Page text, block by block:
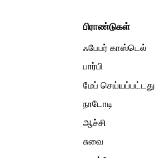
பிராண்டுகள்
ஃபேபர் காஸ்டெல்
பார்பி
மேப் செய்யப்பட்டது
நாடோடி
ஆச்சி
சுவை